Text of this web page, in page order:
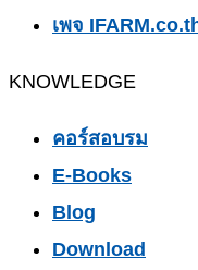
เพจ
KNOWLEDGE
คอร์สอบรม
E-Books
Blog
Download